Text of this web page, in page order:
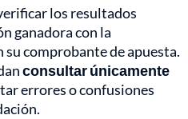
los resultados
ganadora con la
comprobante de apuesta.
consultar únicamente
errores o confusiones